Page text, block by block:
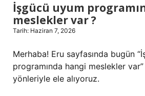
Hakkımızda
İşgücü uyum
meslekler var ?
Tarih: Haziran 7, 2026
Merhaba! Eru sayfasında bugün
programında hangi meslekler
yönleriyle ele alıyoruz.